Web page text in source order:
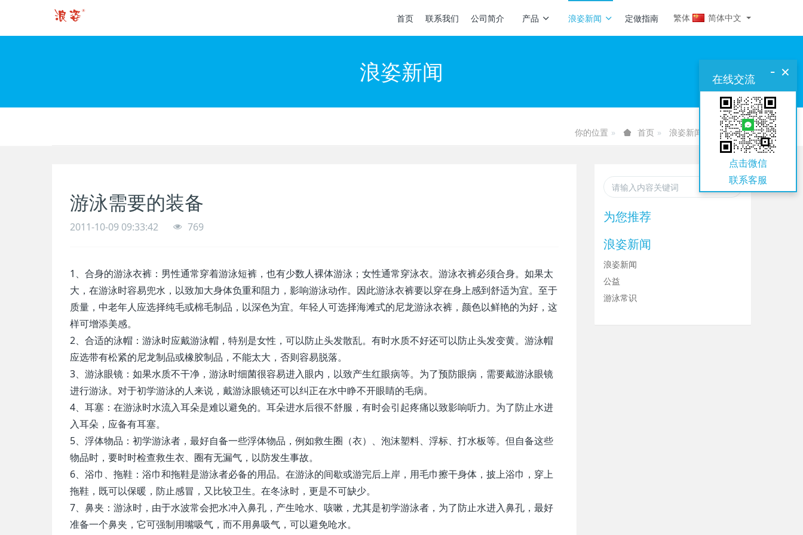
繁体 简体中文
首页 联系我们 公司简介 产品 浪姿新闻 定做指南
浪姿新闻
你的位置 首页 浪姿新闻 游泳常识
游泳需要的装备
2011-10-09 09:33:42 769
1、合身的游泳衣裤：男性通常穿着游泳短裤，也有少数人裸体游泳；女性通常穿泳衣。游泳衣裤必须合身。如果太
大，在游泳时容易兜水，以致加大身体负重和阻力，影响游泳动作。因此游泳衣裤要以穿在身上感到舒适为宜。至于
质量，中老年人应选择纯毛或棉毛制品，以深色为宜。年轻人可选择海滩式的尼龙游泳衣裤，颜色以鲜艳的为好，这
样可增添美感。
2、合适的泳帽：游泳时应戴游泳帽，特别是女性，可以防止头发散乱。有时水质不好还可以防止头发变黄。游泳帽
应选带有松紧的尼龙制品或橡胶制品，不能太大，否则容易脱落。
3、游泳眼镜：如果水质不干净，游泳时细菌很容易进入眼内，以致产生红眼病等。为了预防眼病，需要戴游泳眼镜
进行游泳。对于初学游泳的人来说，戴游泳眼镜还可以纠正在水中睁不开眼睛的毛病。
4、耳塞：在游泳时水流入耳朵是难以避免的。耳朵进水后很不舒服，有时会引起疼痛以致影响听力。为了防止水进
入耳朵，应备有耳塞。
5、浮体物品：初学游泳者，最好自备一些浮体物品，例如救生圈（衣）、泡沫塑料、浮标、打水板等。但自备这些
物品时，要时时检查救生衣、圈有无漏气，以防发生事故。
6、浴巾、拖鞋：浴巾和拖鞋是游泳者必备的用品。在游泳的间歇或游完后上岸，用毛巾擦干身体，披上浴巾，穿上
拖鞋，既可以保暖，防止感冒，又比较卫生。在冬泳时，更是不可缺少。
7、鼻夹：游泳时，由于水波常会把水冲入鼻孔，产生呛水、咳嗽，尤其是初学游泳者，为了防止水进入鼻孔，最好
准备一个鼻夹，它可强制用嘴吸气，而不用鼻吸气，可以避免呛水。
为您推荐
浪姿新闻
浪姿新闻
公益
游泳常识
×
-
在线交流
点击微信
联系客服